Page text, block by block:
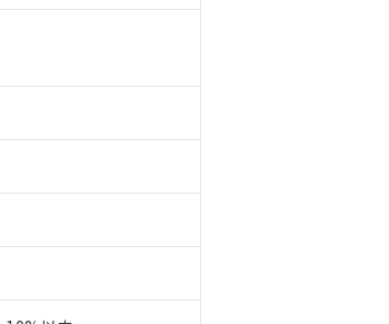
、本サービスの対象外となる商品もあることをご了
、記載している更新日時点での社内データに基づき
様のお取引先、またはお客様担当のオムロン制御
拠点は「販売ネットワーク
事前の承諾なく第三者に漏洩または開示しないよ
ビス）をご利用いただくには、I-Webメンバーズ
類(PBB) 1000ppm以下、ポリ臭化ジフェニルエーテル類(PBDE)
1000ppm以下、フタル酸ブチルベンジル（BBP） 1000ppm以下
1000ppm以下
る適用除外項目は除く。
図的な使用がないことを確認しています。
月が前後することがあります。
基準値以下であることを示します。
ウム) : 100ppm、
イソブチル) : 1000ppm、 BBP(フタル酸ブチルベンジル) :
準値以下であることを示します。
合は、日本国政府の輸出許可(または役務取引許可
、化学兵器、生物兵器またはその他武器並びにこ
場合は、上記1、2および3の内容を当該第三者に
る関係者が違法に輸出するおそれがある場合は、
ては、お客様のお取引先、またはお客様担当のオム
認ください)